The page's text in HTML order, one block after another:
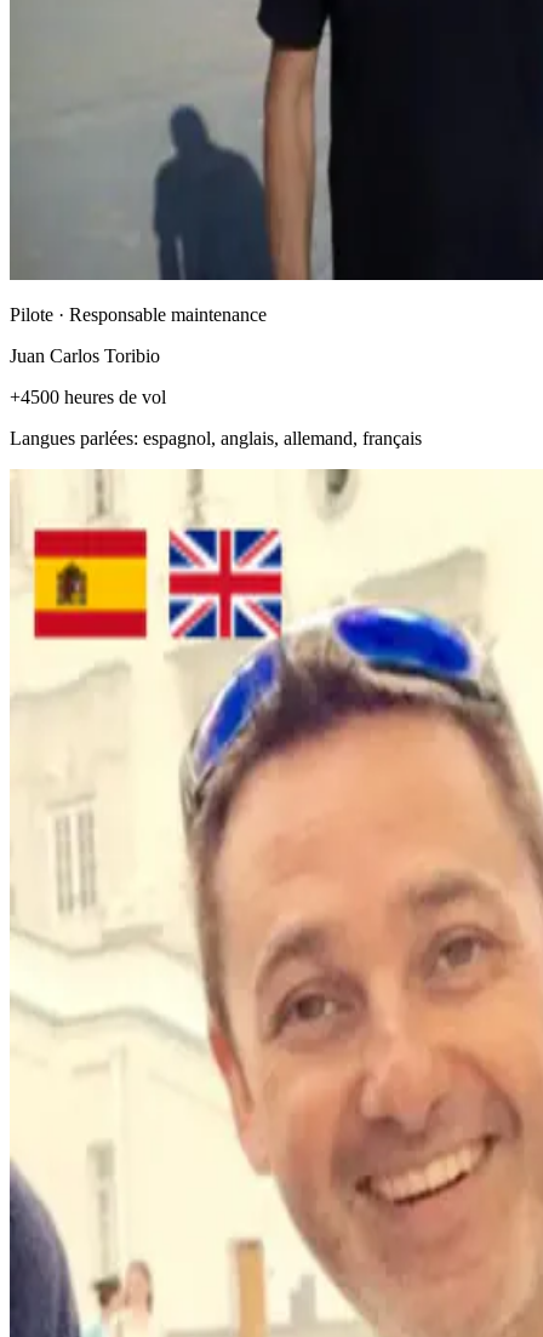
Pilote · Responsable maintenance
Juan Carlos Toribio
+4500 heures de vol
Langues parlées: espagnol, anglais, allemand, français